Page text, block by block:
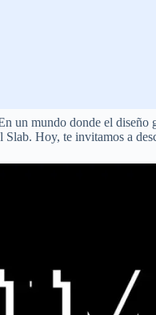
un mundo donde el
Hoy, te invitamos a